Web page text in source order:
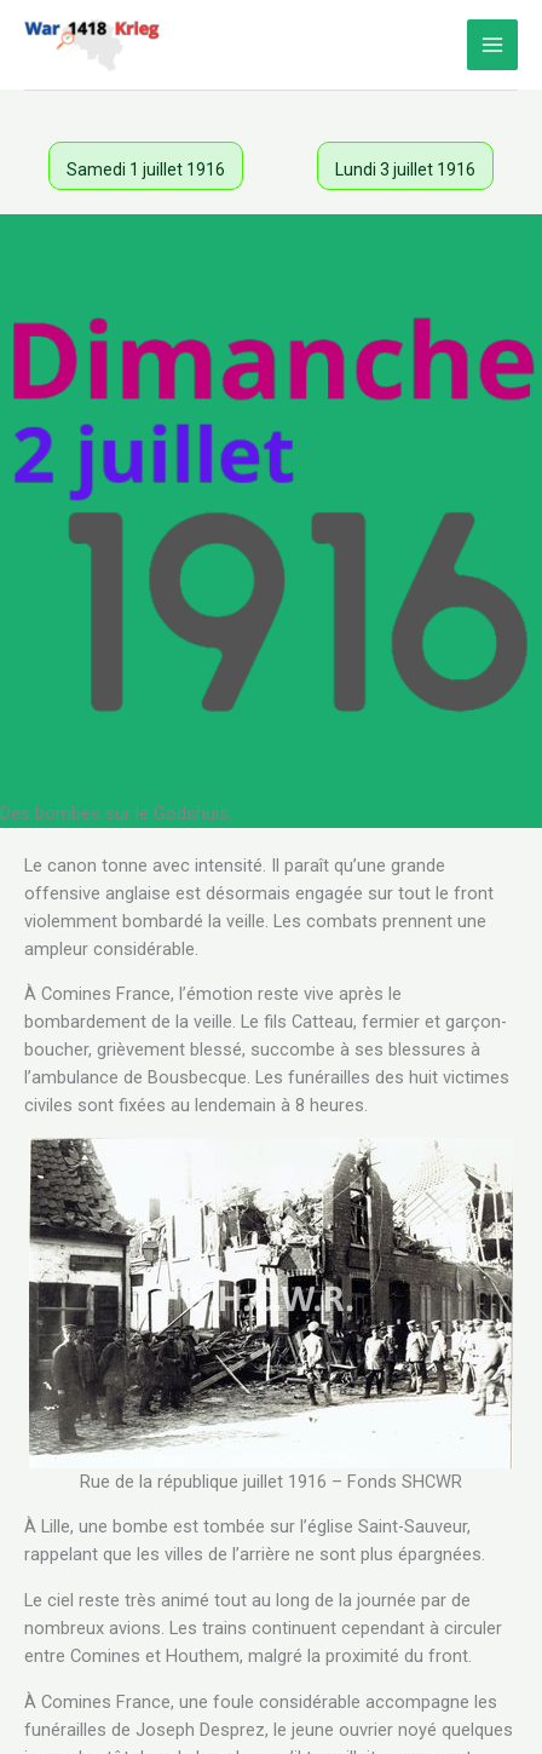
Samedi 1 juillet 1916 Lundi 3 juillet 1916
Des bombes sur le Godshuis.
Le canon tonne avec intensité. Il paraît qu’une grande
offensive anglaise est désormais engagée sur tout le front
violemment bombardé la veille. Les combats prennent une
ampleur considérable.
À Comines France, l’émotion reste vive après le
bombardement de la veille. Le fils Catteau, fermier et garçon-
boucher, grièvement blessé, succombe à ses blessures à
l’ambulance de Bousbecque. Les funérailles des huit victimes
civiles sont fixées au lendemain à 8 heures.
Rue de la république juillet 1916 – Fonds SHCWR
À Lille, une bombe est tombée sur l’église Saint-Sauveur,
rappelant que les villes de l’arrière ne sont plus épargnées.
Le ciel reste très animé tout au long de la journée par de
nombreux avions. Les trains continuent cependant à circuler
entre Comines et Houthem, malgré la proximité du front.
À Comines France, une foule considérable accompagne les
funérailles de Joseph Desprez, le jeune ouvrier noyé quelques